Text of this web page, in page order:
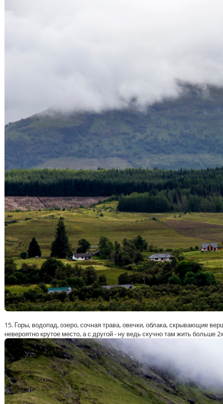
15. Горы, водопад, озеро, сочная трава, овечки, облака, скрывающие
невероятно крутое место, а с другой - ну ведь скучно там жить больше